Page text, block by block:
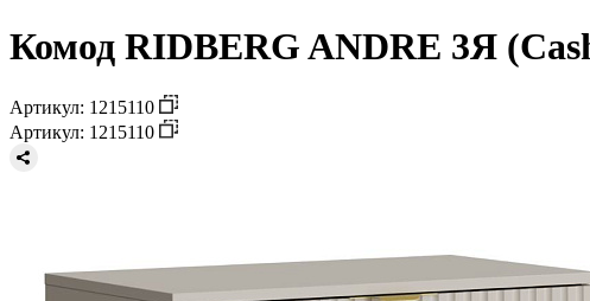
Комод RIDBERG ANDRE 3Я
Артикул: 1215110
Артикул: 1215110